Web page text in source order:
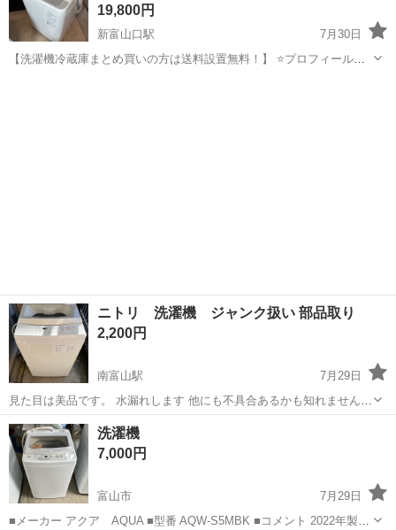
19,800円
新富山口駅
7月30日
【洗濯機冷蔵庫まとめ買いの方は送料設置無料！】 ⭐️プロフィールを
ニトリ 洗濯機 ジャンク扱い 部品取り
2,200円
南富山駅
7月29日
見た目は美品です。 水漏れします 他にも不具合あるかも知れません
部品取りにでもいかがですか。
富山 富山市 南富山駅
洗濯機
7,000円
富山市
7月29日
■メーカー アクア AQUA ■型番 AQW-S5MBK ■コメント 2022年製